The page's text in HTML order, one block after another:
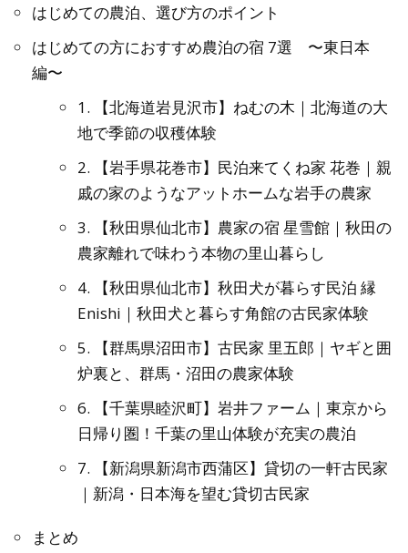
はじめての農泊、選び方のポイント
はじめての方におすすめ農泊の宿 7選 〜東日本
編〜
1. 【北海道岩見沢市】ねむの木｜北海道の大
地で季節の収穫体験
2. 【岩手県花巻市】民泊来てくね家 花巻｜親
戚の家のようなアットホームな岩手の農家
3. 【秋田県仙北市】農家の宿 星雪館｜秋田の
農家離れで味わう本物の里山暮らし
4. 【秋田県仙北市】秋田犬が暮らす民泊 縁
Enishi｜秋田犬と暮らす角館の古民家体験
5. 【群馬県沼田市】古民家 里五郎｜ヤギと囲
炉裏と、群馬・沼田の農家体験
6. 【千葉県睦沢町】岩井ファーム｜東京から
日帰り圏！千葉の里山体験が充実の農泊
7. 【新潟県新潟市西蒲区】貸切の一軒古民家
｜新潟・日本海を望む貸切古民家
まとめ